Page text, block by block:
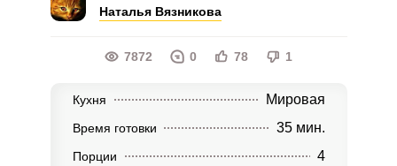
Наталья Вязникова
7872 0 78 1
Кухня Мировая
Время готовки 35 мин.
Порции 4